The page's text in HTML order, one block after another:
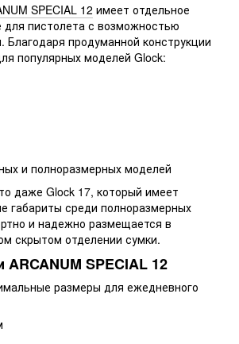
SPECIAL 12 имеет отдельное
для пистолета с возможностью
Благодаря продуманной конструкции
популярных моделей Glock:
и полноразмерных моделей
даже Glock 17, который имеет
габариты среди полноразмерных
и надежно размещается в
скрытом отделении сумки.
SPECIAL 12
размеры для ежедневного